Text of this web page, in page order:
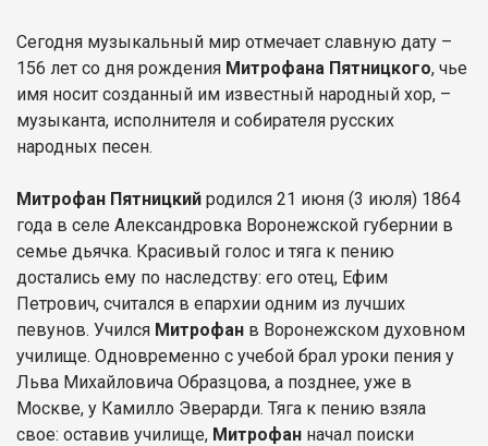
Сегодня музыкальный мир отмечает славную дату –
156 лет со дня рождения Митрофана Пятницкого, чье
имя носит созданный им известный народный хор, –
музыканта, исполнителя и собирателя русских
народных песен.
Митрофан Пятницкий родился 21 июня (3 июля) 1864
года в селе Александровка Воронежской губернии в
семье дьячка. Красивый голос и тяга к пению
достались ему по наследству: его отец, Ефим
Петрович, считался в епархии одним из лучших
певунов. Учился Митрофан в Воронежском духовном
училище. Одновременно с учебой брал уроки пения у
Льва Михайловича Образцова, а позднее, уже в
Москве, у Камилло Эверарди. Тяга к пению взяла
свое: оставив училище, Митрофан начал поиски